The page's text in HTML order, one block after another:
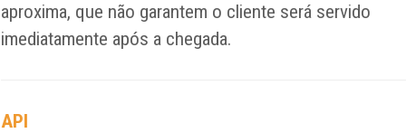
aproxima, que não garantem o cliente será servido
imediatamente após a chegada.
API